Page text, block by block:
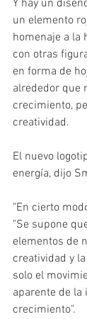
Y hay un
un elemento
homenaje a la
con otras
en forma de
alrededor que
crecimiento,
creatividad.
El nuevo
energía, dijo
"En cierto
"Se supone
elementos de
creatividad y
solo el
aparente de la
crecimiento".